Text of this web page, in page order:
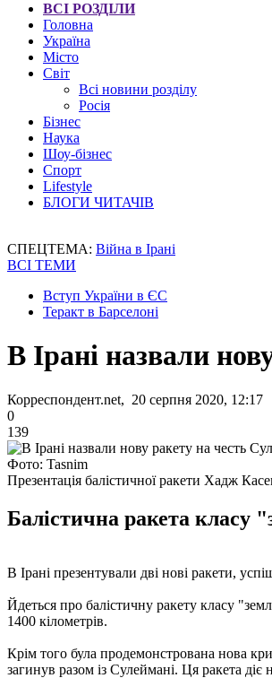
ВСІ РОЗДІЛИ
Головна
Україна
Місто
Світ
Всі новини розділу
Росія
Бізнес
Наука
Шоу-бізнес
Спорт
Lifestyle
БЛОГИ ЧИТАЧІВ
СПЕЦТЕМА: Війна в Ірані
ВСІ ТЕМИ
Вступ України в ЄС
Теракт в Барселоні
В Ірані назвали
Корреспондент.net, 20 серпня 2020, 12:17
0
139
Фото: Tasnim
Презентація балістичної ракети Хадж
Балістична ракета класу
В Ірані презентували дві нові ракети,
Йдеться про балістичну ракету класу
1400 кілометрів.
Крім того була продемонстрована нова
загинув разом із Сулеймані. Ця ракета діє